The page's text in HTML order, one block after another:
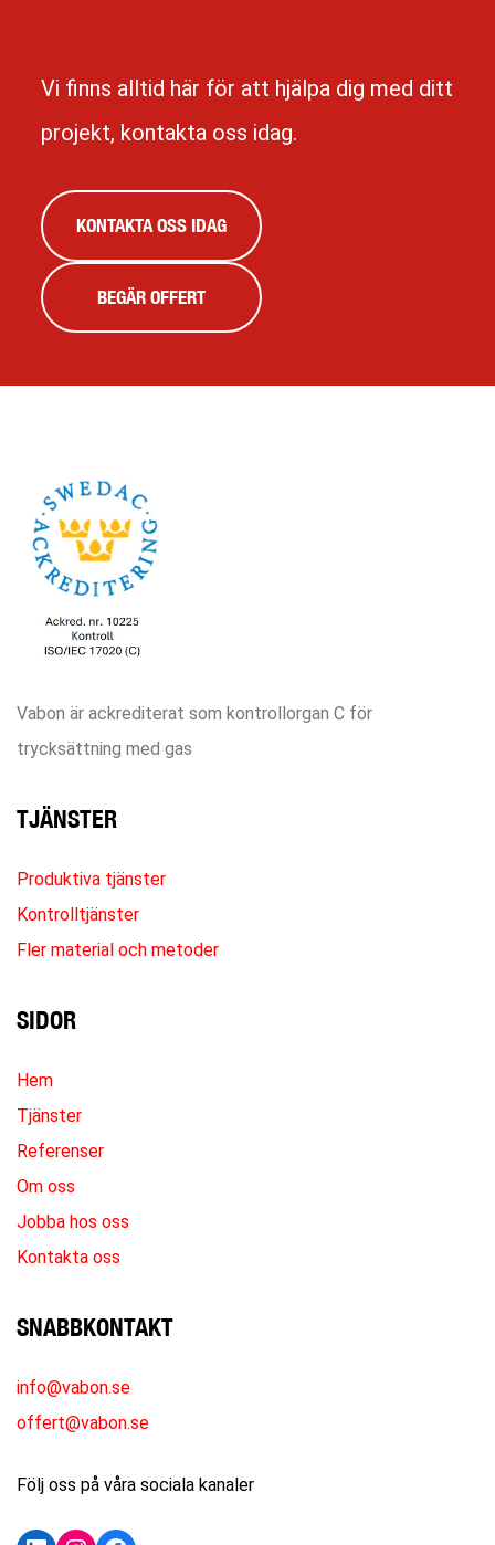
Vi finns alltid här för att hjälpa dig med ditt
projekt, kontakta oss idag.
KONTAKTA OSS IDAG
BEGÄR OFFERT
Vabon är ackrediterat som kontrollorgan C för
trycksättning med gas
TJÄNSTER
Produktiva tjänster
Kontrolltjänster
Fler material och metoder
SIDOR
Hem
Tjänster
Referenser
Om oss
Jobba hos oss
Kontakta oss
SNABBKONTAKT
info@vabon.se
offert@vabon.se
Följ oss på våra sociala kanaler